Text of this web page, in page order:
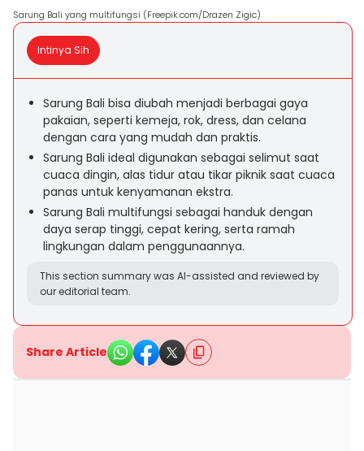
Sarung Bali yang multifungsi (Freepik.com/Drazen Zigic)
Intinya Sih
Sarung Bali bisa diubah menjadi berbagai gaya
pakaian, seperti kemeja, rok, dress, dan celana
dengan cara yang mudah dan praktis.
Sarung Bali ideal digunakan sebagai selimut saat
cuaca dingin, alas tidur atau tikar piknik saat cuaca
panas untuk kenyamanan ekstra.
Sarung Bali multifungsi sebagai handuk dengan
daya serap tinggi, cepat kering, serta ramah
lingkungan dalam penggunaannya.
This section summary was AI-assisted and reviewed by
our editorial team.
Share Article